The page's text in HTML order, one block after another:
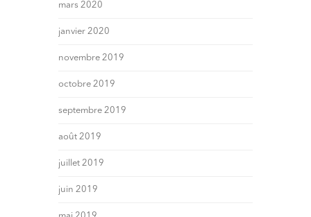
mars 2020
janvier 2020
novembre 2019
octobre 2019
septembre 2019
août 2019
juillet 2019
juin 2019